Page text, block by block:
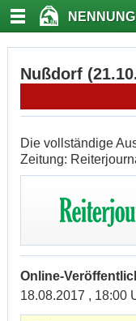
Nußdorf
Die vollständige
Zeitung:
Online-
18.08.2017 , 18:00